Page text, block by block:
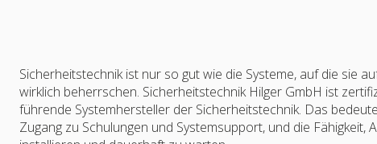
Sicherheitstechnik ist nur so gut wie die Systeme, auf die sie
wirklich beherrschen. Sicherheitstechnik Hilger GmbH ist
führende Systemhersteller der Sicherheitstechnik. Das
Zugang zu Schulungen und Systemsupport, und die Fähigkeit,